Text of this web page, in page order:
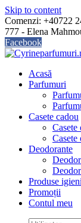
Skip to content
Comenzi: +40722
777 - Elena
Facebook
Acasă
Parfumuri
Casete cadou
Casete
Casete
Deodorante
Produse
Promoții
Contul meu